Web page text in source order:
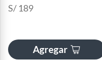
S/ 189
Agregar